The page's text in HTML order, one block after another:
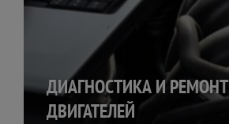
ДИАГНОСТИКА И РЕМОНТ
ДВИГАТЕЛЕЙ